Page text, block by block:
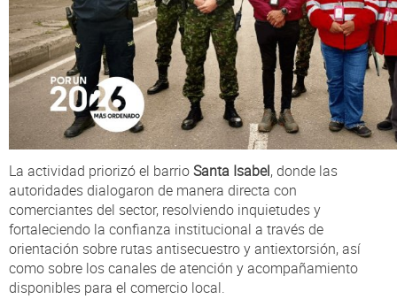
La actividad priorizó el barrioSanta Isabel, donde las
autoridades dialogaron de manera directa con
comerciantes del sector, resolviendo inquietudes y
fortaleciendo la confianza institucional a través de
orientación sobre rutas antisecuestro y antiextorsión, así
como sobre los canales de atención y acompañamiento
disponibles para el comercio local.